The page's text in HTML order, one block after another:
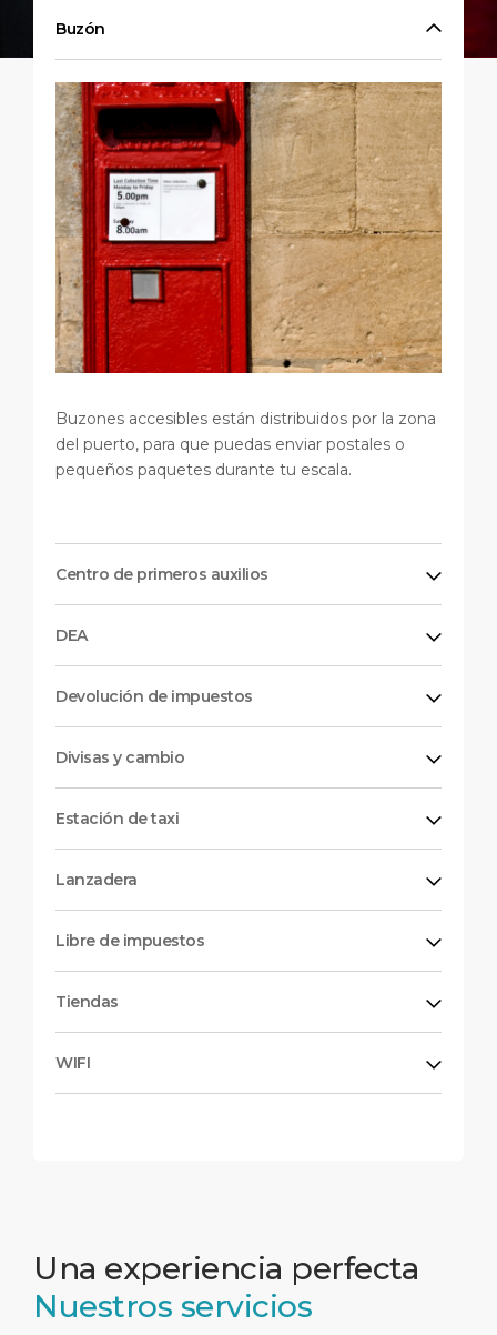
Comprar y comer
Días Festivos
Contacto
ACERCA DE
DESTINO
Buzón
Buzones accesibles están distribuidos por la zona
del puerto, para que puedas enviar postales o
pequeños paquetes durante tu escala.
Centro de primeros auxilios
DEA
Devolución de impuestos
Divisas y cambio
Estación de taxi
Lanzadera
Libre de impuestos
Tiendas
WIFI
Una experiencia perfecta
Nuestros servicios